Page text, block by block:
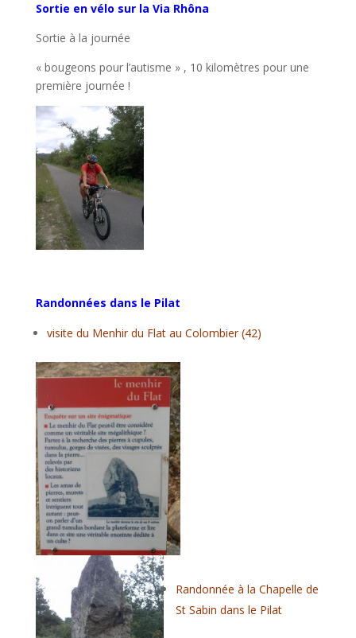
Sortie en vélo sur la Via Rhôna
Sortie à la journée
« bougeons pour l’autisme » , 10 kilomètres pour une
première journée !
Randonnées dans le Pilat
visite du Menhir du Flat au Colombier (42)
Randonnée à la Chapelle de
St Sabin dans le Pilat